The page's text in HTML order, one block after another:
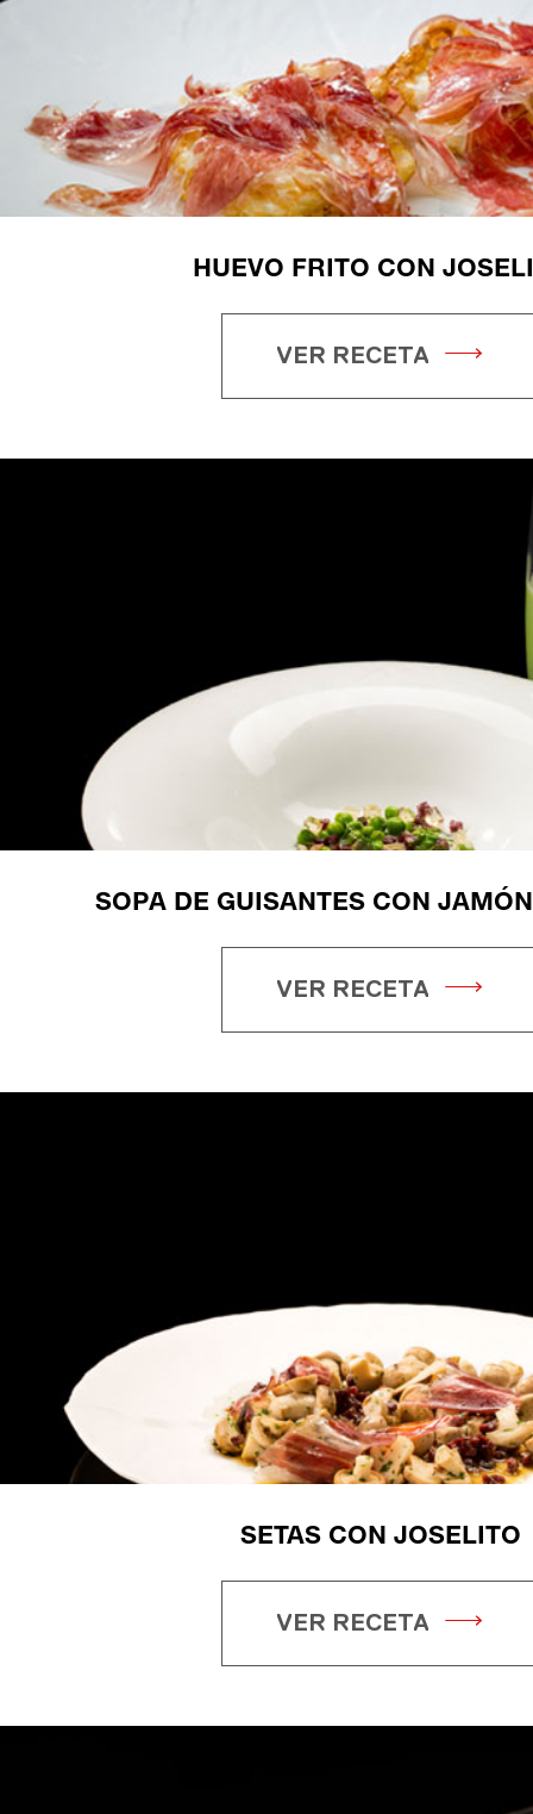
HUEVO FRITO CON
VER RECETA
SOPA DE GUISANTES CON
VER RECETA
SETAS CON JOSELITO
VER RECETA